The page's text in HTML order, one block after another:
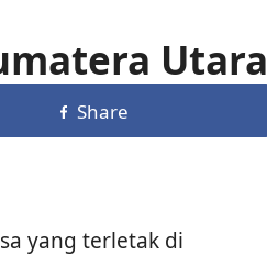
Utara
Share
yang terletak di